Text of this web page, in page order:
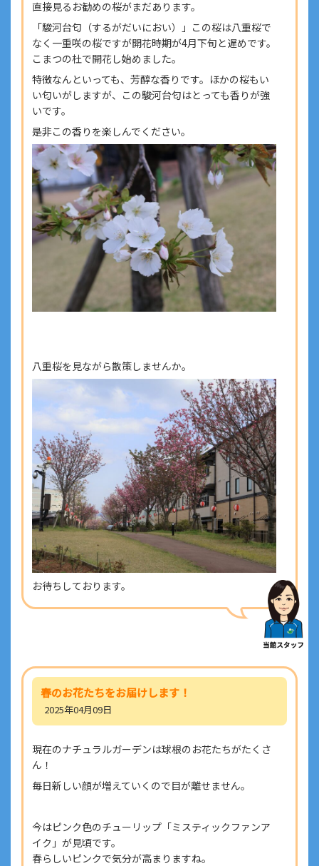
直接見るお勧めの桜がまだあります。
「駿河台匂（するがだいにおい）」この桜は八重桜で
なく一重咲の桜ですが開花時期が4月下旬と遅めです。
こまつの杜で開花し始めました。
特徴なんといっても、芳醇な香りです。ほかの桜もい
い匂いがしますが、この駿河台匂はとっても香りが強
いです。
是非この香りを楽しんでください。
八重桜を見ながら散策しませんか。
お待ちしております。
春のお花たちをお届けします！
2025年04月09日
現在のナチュラルガーデンは球根のお花たちがたくさ
ん！
毎日新しい顔が増えていくので目が離せません。
今はピンク色のチューリップ「ミスティックファンア
イク」が見頃です。
春らしいピンクで気分が高まりますね。